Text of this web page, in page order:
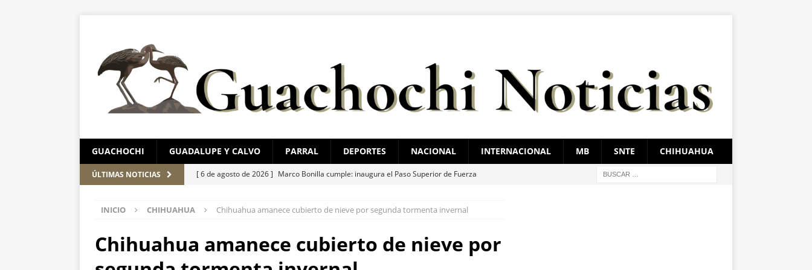
GUACHOCHI GUADALUPE Y CALVO PARRAL DEPORTES NACIONAL INTERNACIONAL MB SNTE CHIHUAHUA
ÚLTIMAS NOTICIAS [ 6 de agosto de 2026 ] Marco Bonilla cumple: inaugura el Paso Superior de Fuerza
[ 5 de agosto de 2026 ] Guadalupe y Calvo opera con 21 policías municipales;
corporación requiere al menos 60 elementos más
ESTATAL
Encuentran cuerpo encobijado, maniatado y con huellas de
INICIO CHIHUAHUA Chihuahua amanece cubierto de nieve por segunda tormenta invernal
Chihuahua amanece cubierto de nieve por